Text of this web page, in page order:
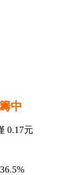
中
0.17元